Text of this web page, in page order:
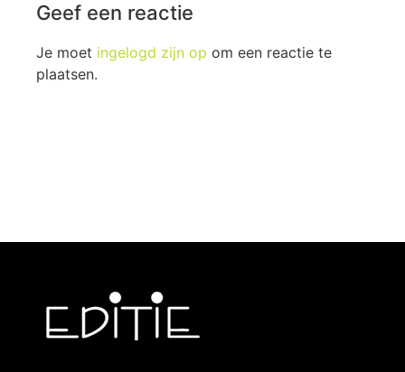
Geef een reactie
Je moet ingelogd zijn op om een reactie te
plaatsen.